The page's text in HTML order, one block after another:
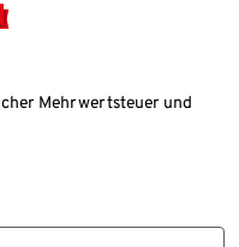
Mehrwertsteuer und